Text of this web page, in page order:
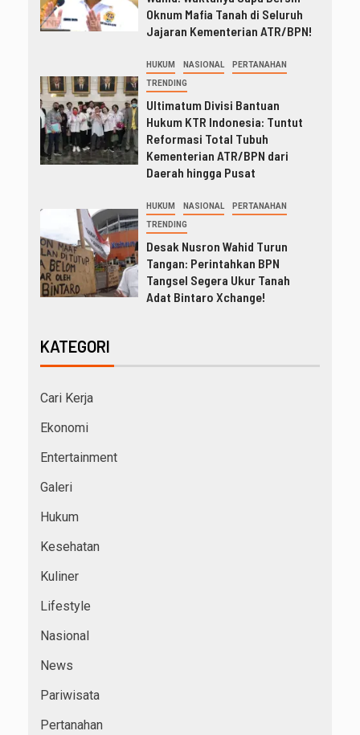
Oknum Mafia Tanah di Seluruh
Jajaran Kementerian ATR/BPN!
HUKUM NASIONAL PERTANAHAN
TRENDING
Ultimatum Divisi Bantuan
Hukum KTR Indonesia: Tuntut
Reformasi Total Tubuh
Kementerian ATR/BPN dari
Daerah hingga Pusat
HUKUM NASIONAL PERTANAHAN
TRENDING
Desak Nusron Wahid Turun
Tangan: Perintahkan BPN
Tangsel Segera Ukur Tanah
Adat Bintaro Xchange!
KATEGORI
Cari Kerja
Ekonomi
Entertainment
Galeri
Hukum
Kesehatan
Kuliner
Lifestyle
Nasional
News
Pariwisata
Pertanahan